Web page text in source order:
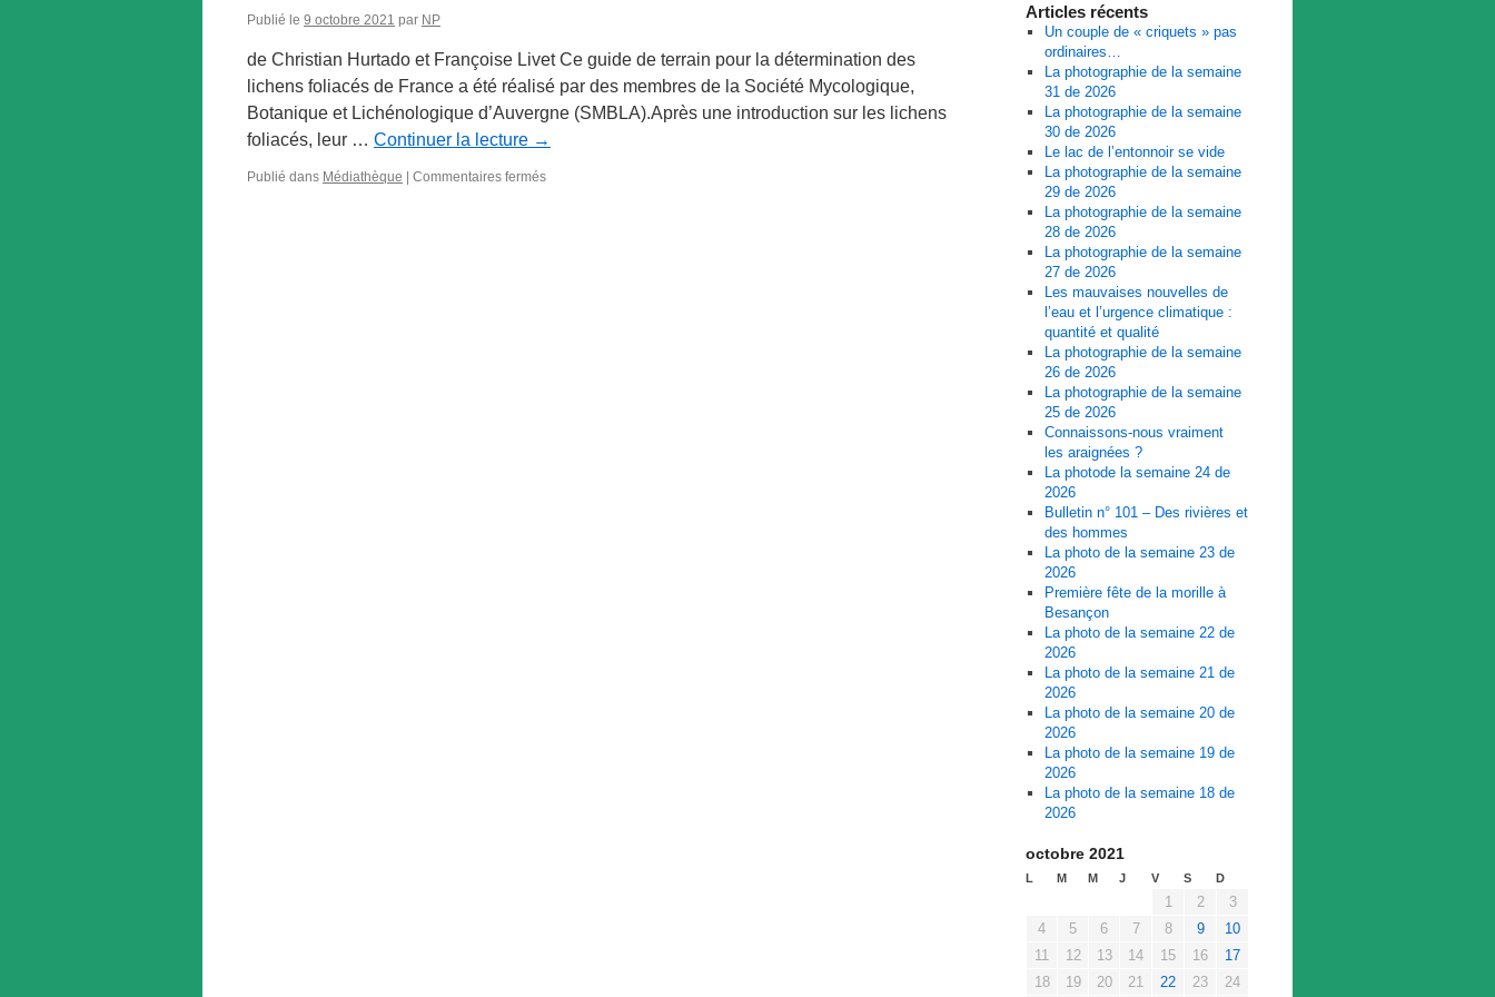
Publié le 9 octobre 2021 par NP
de Christian Hurtado et Françoise Livet Ce guide de terrain pour la détermination des
lichens foliacés de France a été réalisé par des membres de la Société Mycologique,
Botanique et Lichénologique d’Auvergne (SMBLA).Après une introduction sur les lichens
foliacés, leur … Continuer la lecture →
Publié dans Médiathèque Commentaires ferméssur
Articles récents
Un couple de « criquets » pas
ordinaires…
La photographie de la semaine
31 de 2026
La photographie de la semaine
30 de 2026
Le lac de l’entonnoir se vide
La photographie de la semaine
29 de 2026
La photographie de la semaine
28 de 2026
La photographie de la semaine
27 de 2026
Les mauvaises nouvelles de
l’eau et l’urgence climatique :
quantité et qualité
La photographie de la semaine
26 de 2026
La photographie de la semaine
25 de 2026
Connaissons-nous vraiment
les araignées ?
La photode la semaine 24 de
2026
Bulletin n° 101 – Des rivières et
des hommes
La photo de la semaine 23 de
2026
Première fête de la morille à
Besançon
La photo de la semaine 22 de
2026
La photo de la semaine 21 de
2026
La photo de la semaine 20 de
2026
La photo de la semaine 19 de
2026
La photo de la semaine 18 de
2026
octobre 2021
L M M J V S D
1 2
3
4
5 6 7 8 9
10
11
12 13 14 15 16
17
18
19 20 21 22 23 24